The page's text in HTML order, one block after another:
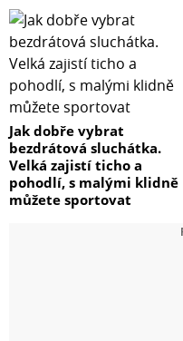
Jak dobře vybrat
bezdrátová sluchátka.
Velká zajistí ticho a
pohodlí, s malými klidně
můžete sportovat